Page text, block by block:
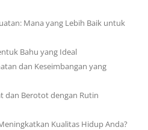
Mana yang Lebih Baik untuk
Bahu yang Ideal
dan Keseimbangan yang
dan Berotot dengan Rutin
Kualitas Hidup Anda?